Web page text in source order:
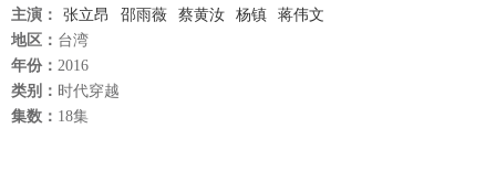
主演： 张立昂 邵雨薇 蔡黄汝 杨镇
蒋伟文
地区： 台湾
年份： 2016
类别： 时代穿越
集数： 18集